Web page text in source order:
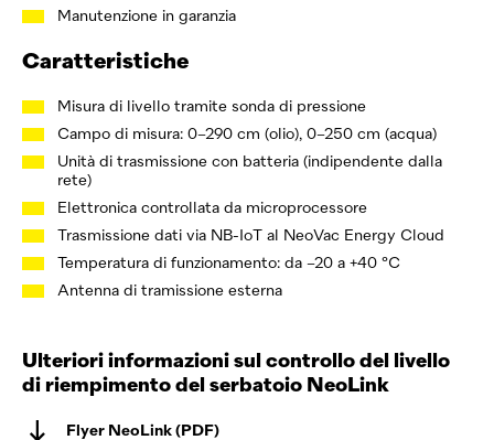
Manutenzione in garanzia
Caratteristiche
Misura di livello tramite sonda di pressione
Campo di misura: 0–290 cm (olio), 0–250 cm (acqua)
Unità di trasmissione con batteria (indipendente dalla
rete)
Elettronica controllata da microprocessore
Trasmissione dati via NB-IoT al
NeoVac Energy Cloud
Temperatura di funzionamento: da –20 a +40 °C
Antenna di tramissione esterna
Ulteriori informazioni sul controllo del livello
di riempimento del serbatoio NeoLink
Flyer NeoLink (PDF)